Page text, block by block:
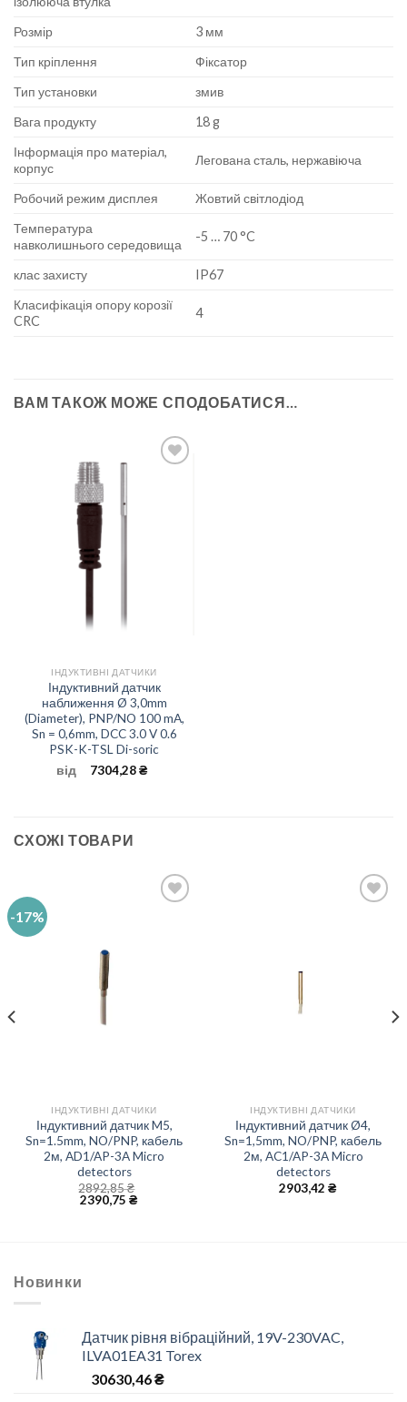
Розмір
3 мм
Тип кріплення
Фіксатор
Тип установки
змив
Вага продукту
18 g
Інформація про матеріал,
корпус
Легована сталь, нержавіюча
Робочий режим дисплея
Жовтий світлодіод
Температура
навколишнього середовища
-5 … 70 °C
клас захисту
IP67
Класифікація опору корозії
CRC
4
ВАМ ТАКОЖ МОЖЕ СПОДОБАТИСЯ…
ІНДУКТИВНІ ДАТЧИКИ
Індуктивний датчик
наближення Ø 3,0mm
(Diameter), PNP/NO 100 mA,
Sn = 0,6mm, DCC 3.0 V 0.6
PSK-K-TSL Di-soric
від
7304,28₴
СХОЖІ ТОВАРИ
-17%
ІНДУКТИВНІ ДАТЧИКИ
Індуктивний датчик M5,
Sn=1.5mm, NO/PNP, кабель
2м, AD1/AP-3A Micro
detectors
2892,85₴
2390,75 ₴
ІНДУКТИВНІ ДАТЧИКИ
Індуктивний датчик Ø4,
Sn=1,5mm, NO/PNP, кабель
2м, AC1/AP-3A Micro
detectors
2903,42 ₴
Новинки
Датчик рівня вібраційний, 19V-230VAC,
ILVA01EA31 Torex
30630,46₴